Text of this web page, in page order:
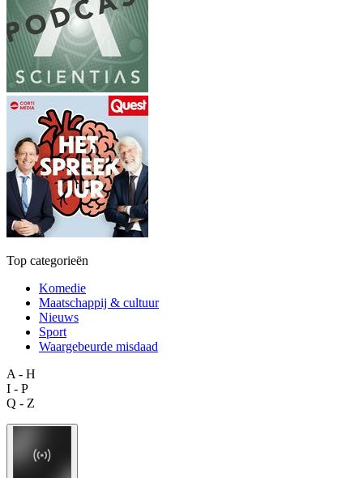
Top categorieën
Komedie
Maatschappij & cultuur
Nieuws
Sport
Waargebeurde misdaad
A - H
I - P
Q - Z